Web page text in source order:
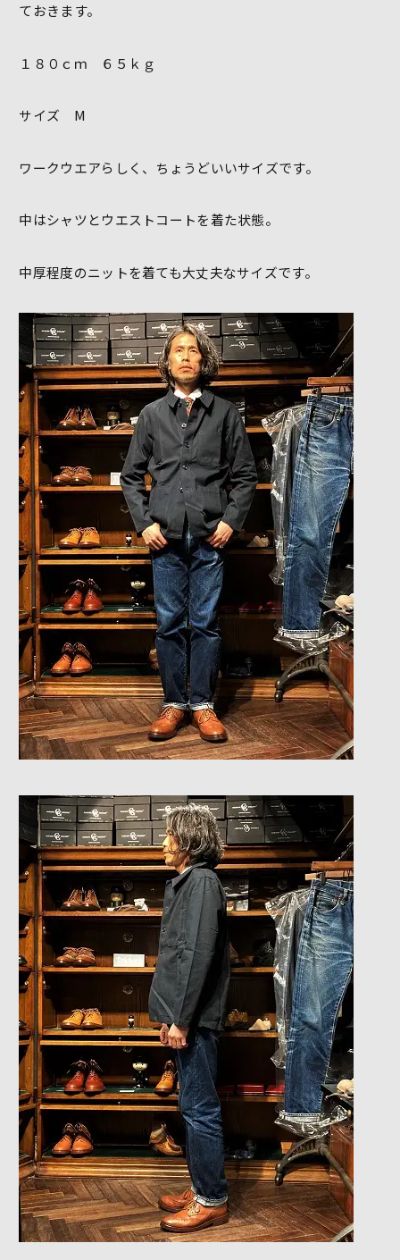
ておきます。
１８０ｃｍ ６５ｋｇ
サイズ M
ワークウエアらしく、ちょうどいいサイズです。
中はシャツとウエストコートを着た状態。
中厚程度のニットを着ても大丈夫なサイズです。